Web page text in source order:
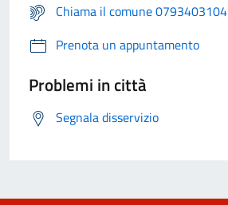
Chiama il comune 0793403104
Prenota un appuntamento
Problemi in città
Segnala disservizio